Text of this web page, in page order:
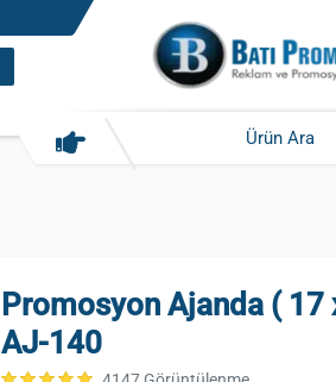
Promosyon Ajanda ( 17
AJ-140